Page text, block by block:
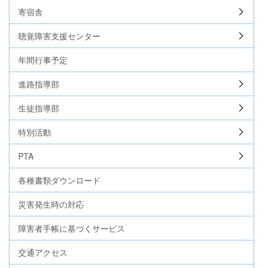
寄宿舎
聴覚障害支援センター
年間行事予定
進路指導部
生徒指導部
特別活動
PTA
各種書類ダウンロード
災害発生時の対応
障害者手帳に基づくサービス
交通アクセス